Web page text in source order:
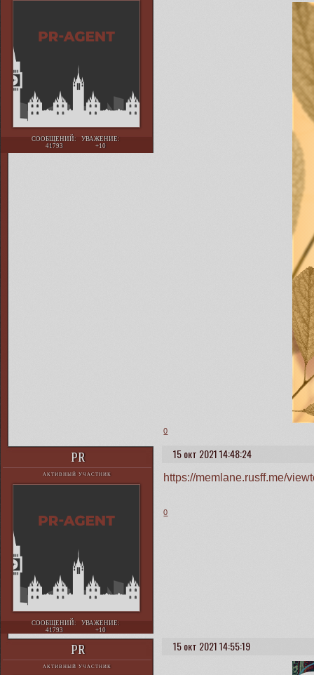
СООБЩЕНИЙ:
41793
УВАЖЕНИЕ:
+10
0
15 окт 2021 14:48:24
PR
АКТИВНЫЙ УЧАСТНИК
СООБЩЕНИЙ:
41793
УВАЖЕНИЕ:
+10
https://memlane.rusff.me/
0
15 окт 2021 14:55:19
PR
АКТИВНЫЙ УЧАСТНИК